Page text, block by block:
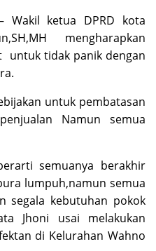
Wakil ketua DPRD kota
mengharapkan
untuk tidak panik dengan
untuk pembatasan
Namun semua
semuanya berakhir
lumpuh,namun semua
segala kebutuhan pokok
Jhoni usai melakukan
di Kelurahan Wahno